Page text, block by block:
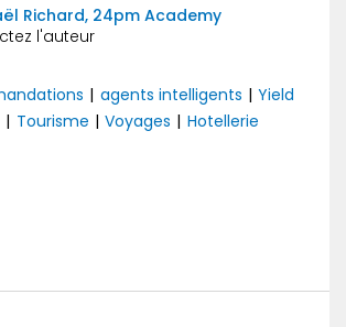
Richard, 24pm Academy
| agents intelligents | Yield
| Tourisme | Voyages | Hotellerie